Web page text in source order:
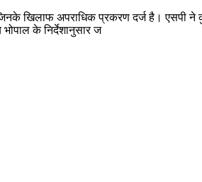
खिलाफ अपराधिक प्रकरण दर्ज है। एसपी ने
के निर्देशानुसार ज